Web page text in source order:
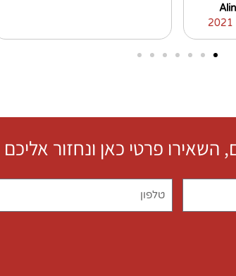
השאירו פרטי כאן ונחזור אליכם